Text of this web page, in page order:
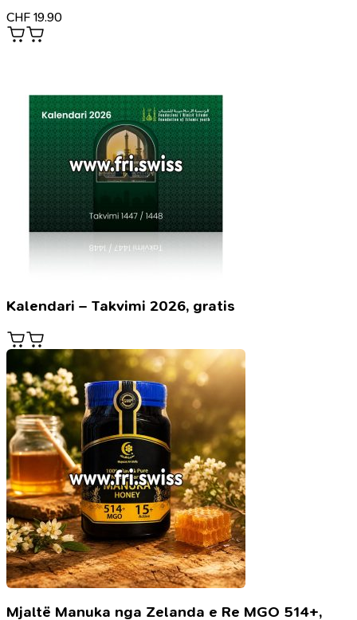
CHF 19.90
Kalendari – Takvimi 2026, gratis
Mjaltë Manuka nga Zelanda e Re MGO 514+,